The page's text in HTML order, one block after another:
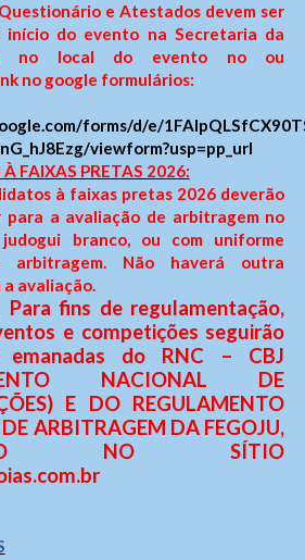
e Atestados devem ser
início do evento na Secretaria da
no local do evento no ou
no google formulários:
forms/d/e/
viewform?usp=pp_url
FAIXAS PRETAS 2026:
à faixas pretas 2026 deverão
para a avaliação de arbitragem no
branco, ou com uniforme
arbitragem. Não haverá outra
avaliação.
fins de regulamentação,
e competições seguirão
emanadas do RNC – CBJ
NACIONAL DE
E DO REGULAMENTO
ARBITRAGEM DA FEGOJU,
NO SÍTIO